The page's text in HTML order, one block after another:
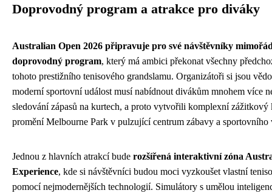
Doprovodný program a atrakce pro diváky
Australian Open 2026 připravuje pro své návštěvníky
doprovodný program, který má ambici překonat všechny
tohoto prestižního tenisového grandslamu. Organizátoři si jsou
moderní sportovní událost musí nabídnout divákům mnohem více
sledování zápasů na kurtech, a proto vytvořili komplexní zážitkový
promění Melbourne Park v pulzující centrum zábavy a sportovního
Jednou z hlavních atrakcí bude rozšířená interaktivní zóna
Experience, kde si návštěvníci budou moci vyzkoušet vlastní
pomocí nejmodernějších technologií. Simulátory s umělou